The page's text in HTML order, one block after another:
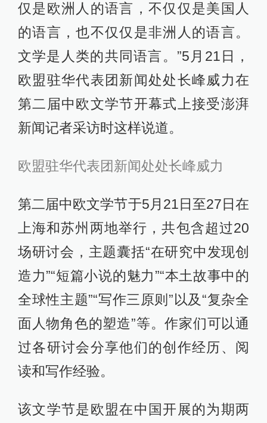
仅是欧洲人的语言，不仅仅是美国人
的语言，也不仅仅是非洲人的语言。
文学是人类的共同语言。”5月21日，
欧盟驻华代表团新闻处处长峰威力在
第二届中欧文学节开幕式上接受澎湃
新闻记者采访时这样说道。
欧盟驻华代表团新闻处处长峰威力
第二届中欧文学节于5月21日至27日在
上海和苏州两地举行，共包含超过20
场研讨会，主题囊括“在研究中发现创
造力”“短篇小说的魅力”“本土故事中的
全球性主题”“写作三原则”以及“复杂全
面人物角色的塑造”等。作家们可以通
过各研讨会分享他们的创作经历、阅
读和写作经验。
该文学节是欧盟在中国开展的为期两